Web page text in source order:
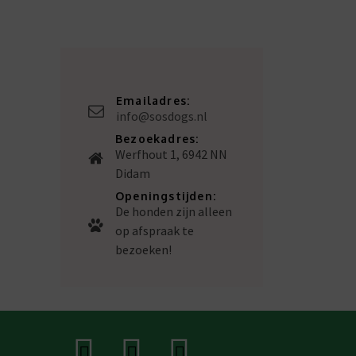
Emailadres:
info@sosdogs.nl
Bezoekadres:
Werfhout 1, 6942 NN
Didam
Openingstijden:
De honden zijn alleen
op afspraak te
bezoeken!